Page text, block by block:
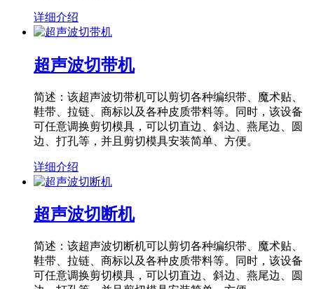
详细介绍
超声波切带机
简述：该超声波切带机可以剪切各种编织带、魔术贴、
鞋带、拉链、商标以及各种皮质带料等。同时，该设备
可任意调换剪切模具，可以切直边、斜边、燕尾边、圆
边、打孔等，并且剪切模具安装简单、方便。
详细介绍
超声波切断机
简述：该超声波切断机可以剪切各种编织带、魔术贴、
鞋带、拉链、商标以及各种皮质带料等。同时，该设备
可任意调换剪切模具，可以切直边、斜边、燕尾边、圆